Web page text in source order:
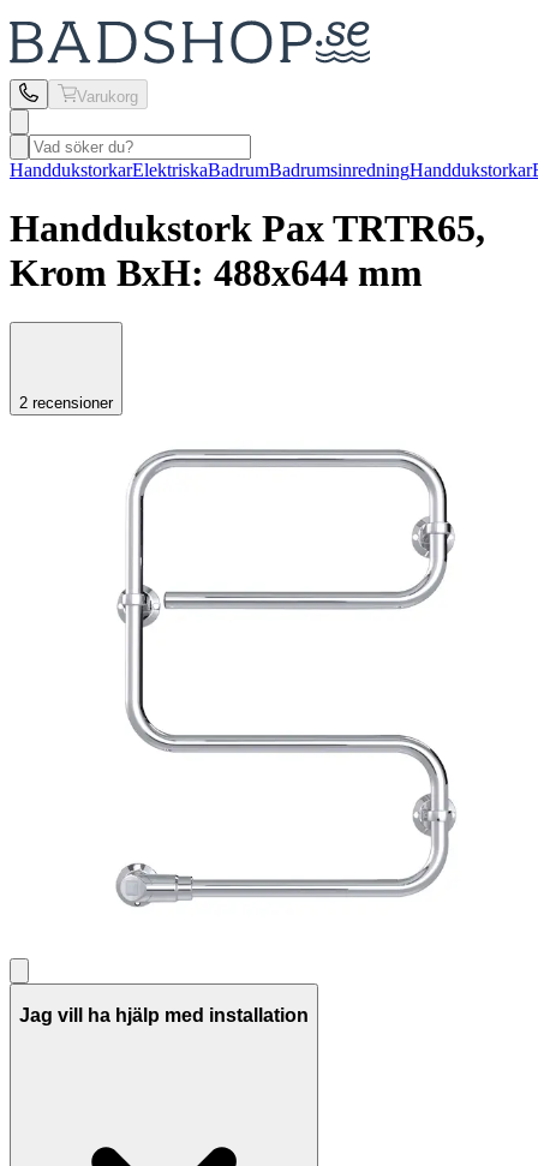
Varukorg
HanddukstorkarElektriskaBadrumBadrumsinredningHanddukstorkar
Handdukstork PaxTRTR65,
Krom BxH: 488x644 mm
2 recensioner
Jag vill ha hjälp med installation